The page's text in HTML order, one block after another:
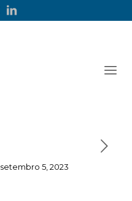
setembro 5, 2023